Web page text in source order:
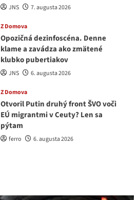
JNS 7. augusta 2026
Z Domova
Opozičná dezinfoscéna. Denne
klame a zavádza ako zmätené
klubko pubertiakov
JNS 6. augusta 2026
Z Domova
Otvoril Putin druhý front ŠVO voči
EÚ migrantmi v Ceuty? Len sa
pýtam
ferro 6. augusta 2026